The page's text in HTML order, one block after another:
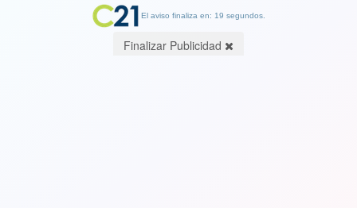
El aviso finaliza en: 19 segundos.
Finalizar Publicidad